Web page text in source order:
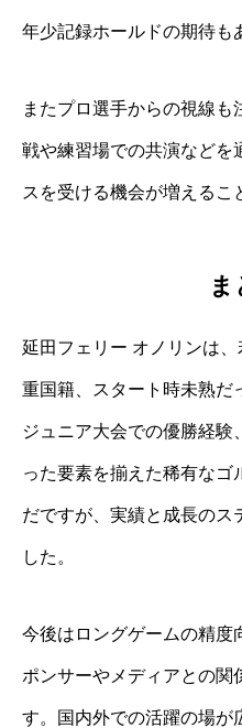
年少記録ホールドの期待も
またプロ選手からの視線
戦や練習場での共演などを
スを受ける機会が増えるこ
ま
延田フェリー オノリンは
重国籍、スタート時未熟だ
ジュニア大会での優勝経験
った要素を揃えた稀有なゴ
だですが、実績と成長のス
した。
今後はロングゲームの精度
ポンサーやメディアとの関
す。国内外での活躍の場が